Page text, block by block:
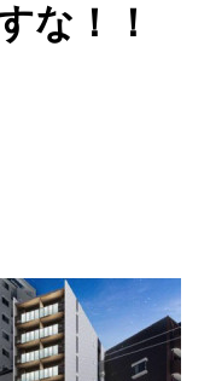
な！！